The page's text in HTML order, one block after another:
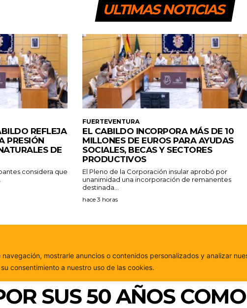
ULTIMAS NOTICIAS
REFLEJA
PRESIÓN
DE
considera que
FUERTEVENTURA
EL CABILDO INCORPORA MÁS DE 10
MILLONES DE EUROS PARA AYUDAS
SOCIALES, BECAS Y SECTORES
PRODUCTIVOS
El Pleno de la Corporación insular aprobó por
unanimidad una incorporación de remanentes
destinada...
hace 3 horas